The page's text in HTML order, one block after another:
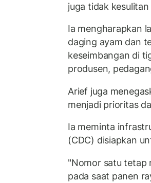
juga tidak
Ia mengharapkan
daging ayam dan
keseimbangan di
produsen,
Arief juga
menjadi prioritas
Ia meminta
(CDC) disiapkan
"Nomor satu tetap
pada saat panen